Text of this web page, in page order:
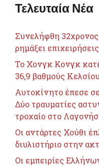
Τελευταία Νέα
Συνελήφθη
ρημάξει
Το Χονγκ Κονγκ
36,9 βαθμούς
Αυτοκίνητο έπεσε
Δύο τραυματίες
τροχαίο στο
Οι αντάρτες Χούθι
διυλιστήριο στην
Οι εμπειρίες